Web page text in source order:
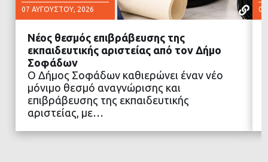
07 ΑΥΓΟΎΣΤΟΥ, 2026
ΔΙΑΒΑΣΤΕ ΠΕΡΙΣΣΟΤΕΡΑ
Νέος θεσμός επιβράβευσης της
εκπαιδευτικής αριστείας από τον Δήμο
Σοφάδων
Ο Δήμος Σοφάδων καθιερώνει έναν νέο
μόνιμο θεσμό αναγνώρισης και
επιβράβευσης της εκπαιδευτικής
αριστείας, με…